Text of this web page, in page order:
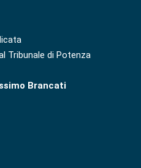
Tribunale di Potenza
Brancati